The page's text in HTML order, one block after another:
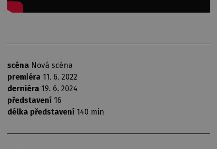
scéna Nová scéna
premiéra 11. 6. 2022
derniéra 19. 6. 2024
představení 16
délka představení 140 min